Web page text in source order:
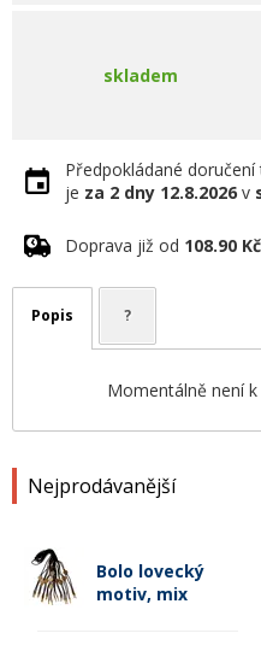
Nejprodávanější
Bolo lovecký
motiv, mix
skladem
Předpokládané
je za 2 dny 12.8.2026 v
Doprava již od 108.90 Kč
Popis ?
Momentálně není